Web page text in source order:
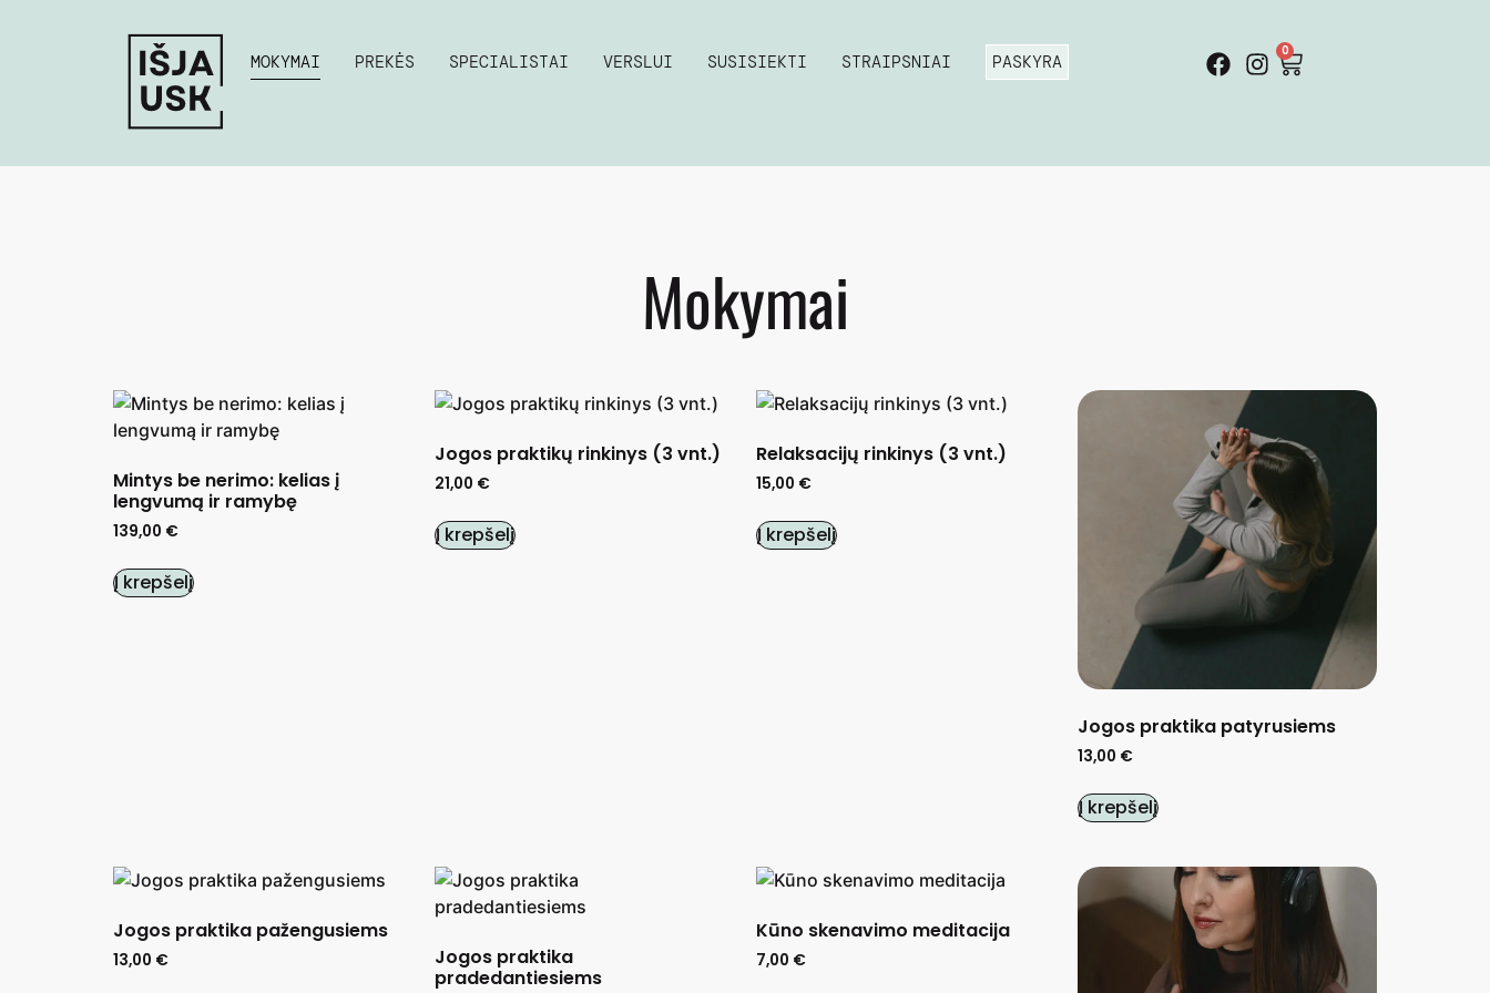
MOKYMAI PREKĖS SPECIALISTAI VERSLUI SUSISIEKTI STRAIPSNIAI PASKYRA
0
Mokymai
Mintys be nerimo: kelias į
lengvumą ir ramybę
139,00 €
Į krepšelį
Jogos praktikų rinkinys (3 vnt.)
21,00 €
Į krepšelį
Relaksacijų rinkinys (3 vnt.)
15,00 €
Į krepšelį
Jogos praktika patyrusiems
13,00 €
Į krepšelį
Jogos praktika pažengusiems
13,00 €
Jogos praktika
pradedantiesiems
Kūno skenavimo meditacija
7,00 €